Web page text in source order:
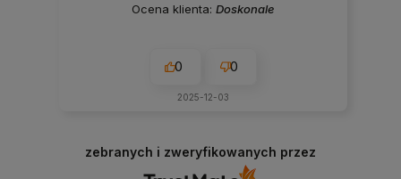
Ocena klienta: Doskonale
0 0
2025-12-03
zebranych i zweryfikowanych przez